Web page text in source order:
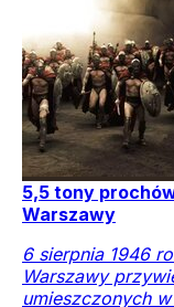
5,5 tony
Warszawy
6 sierpnia 1946
Warszawy
umieszczonych